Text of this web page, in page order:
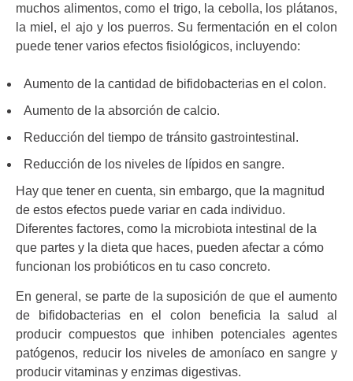
muchos alimentos, como el trigo, la cebolla, los plátanos,
la miel, el ajo y los puerros. Su fermentación en el colon
puede tener varios efectos fisiológicos, incluyendo:
Aumento de la cantidad de bifidobacterias en el colon.
Aumento de la absorción de calcio.
Reducción del tiempo de tránsito gastrointestinal.
Reducción de los niveles de lípidos en sangre.
Hay que tener en cuenta, sin embargo, que la magnitud
de estos efectos puede variar en cada individuo.
Diferentes factores, como la microbiota intestinal de la
que partes y la dieta que haces, pueden afectar a cómo
funcionan los probióticos en tu caso concreto.
En general, se parte de la suposición de que el aumento
de bifidobacterias en el colon beneficia la salud al
producir compuestos que inhiben potenciales agentes
patógenos, reducir los niveles de amoníaco en sangre y
producir vitaminas y enzimas digestivas.